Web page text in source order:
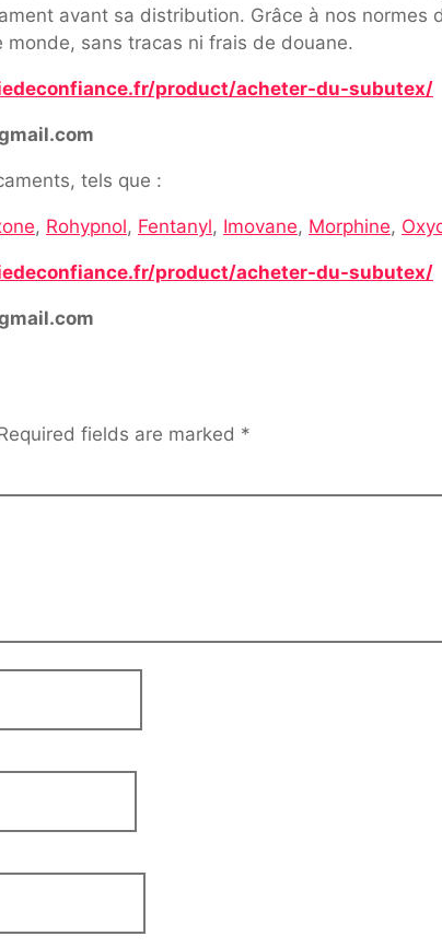
avant sa distribution. Grâce à nos normes
sans tracas ni frais de douane.
product/acheter-du-subutex/
tels que :
, Rohypnol, Fentanyl, Imovane, Morphine,
product/acheter-du-subutex/
fields are marked *